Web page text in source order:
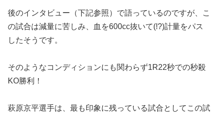
後のインタビュー（下記参照）で語っているのですが、こ
の試合は減量に苦しみ、血を600cc抜いて(!?)計量をパス
したそうです。
そのようなコンディションにも関わらず1R22秒での秒殺
KO勝利！
萩原京平選手は、最も印象に残っている試合としてこの試